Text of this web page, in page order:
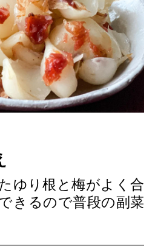
ゆり根と梅がよく合
きるので普段の副菜